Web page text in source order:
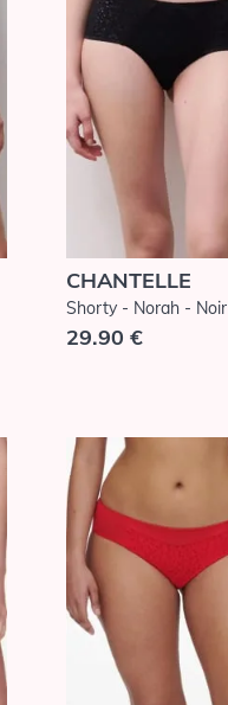
CHANTELLE
Shorty - Norah - Noir
29.90 €